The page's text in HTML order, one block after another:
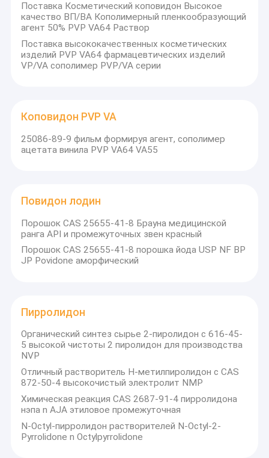
Продукты
О нас
Поставка Косметический коповидон Высокое
качество ВП/ВА Кополимерный пленкообразующий
агент 50% PVP VA64 Раствор
Поставка высококачественных косметических
изделий PVP VA64 фармацевтических изделий
VP/VA сополимер PVP/VA серии
Коповидон PVP VA
25086-89-9 фильм формируя агент, сополимер
ацетата винила PVP VA64 VA55
Повидон лодин
Порошок CAS 25655-41-8 Брауна медицинской
ранга API и промежуточных звен красный
Порошок CAS 25655-41-8 порошка йода USP NF BP
JP Povidone аморфический
Пирролидон
Органический синтез сырье 2-пиролидон с 616-45-
5 высокой чистоты 2 пиролидон для производства
NVP
Отличный растворитель Н-метилпиролидон с CAS
872-50-4 высокочистый электролит NMP
Химическая реакция CAS 2687-91-4 пирролидона
нэпа n AJA этиловое промежуточная
N-Octyl-пирролидон растворителей N-Octyl-2-
Pyrrolidone n Octylpyrrolidone
Компания Anhui Jin??ao Chemical Co., Ltd была основана в
2008 году и расположена в городе Хэфэй, провинция
Анхуй.,Пестициды, промышленные химические вещества и т.
д., а также участвует в настройке небольшого количества